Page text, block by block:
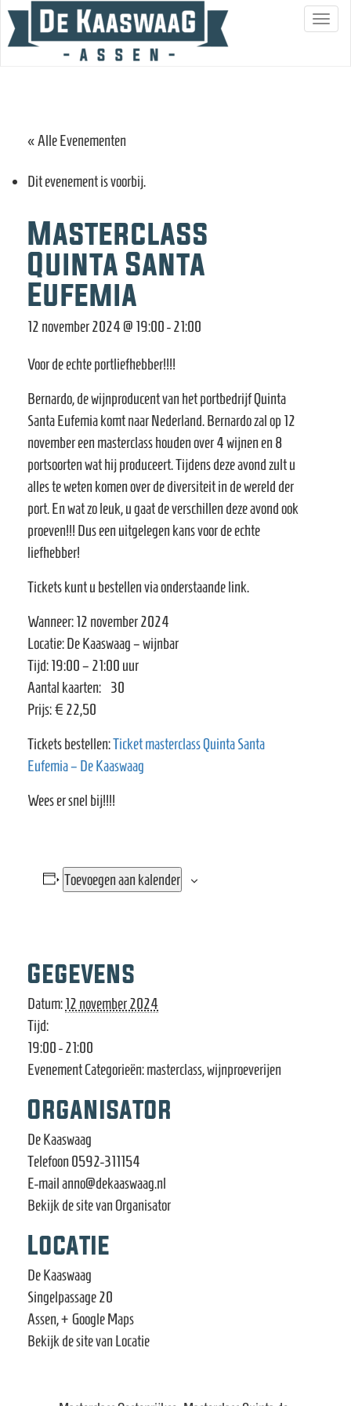
S
« Alle Evenementen
Dit evenement is voorbij.
Masterclass
Quinta Santa
Eufemia
12 november 2024 @ 19:00-21:00
Voor de echte portliefhebber!!!!
Bernardo, de wijnproducent van het portbedrijf Quinta
Santa Eufemia komt naar Nederland. Bernardo zal op 12
november een masterclass houden over 4 wijnen en 8
portsoorten wat hij produceert. Tijdens deze avond zult u
alles te weten komen over de diversiteit in de wereld der
port. En wat zo leuk, u gaat de verschillen deze avond ook
proeven!!! Dus een uitgelegen kans voor de echte
liefhebber!
Tickets kunt u bestellen via onderstaande link.
Wanneer: 12 november 2024
Locatie: De Kaaswaag – wijnbar
Tijd: 19:00 – 21:00 uur
Aantal kaarten: 30
Prijs: € 22,50
Tickets bestellen:Ticket masterclass Quinta Santa
Eufemia – De Kaaswaag
Wees er snel bij!!!!
Toevoegen aan kalender
Gegevens
Datum:12 november 2024
Tijd:
19:00 - 21:00
Evenement Categorieën:masterclass,wijnproeverijen
Locatie
De Kaaswaag
Singelpassage 20
Assen,+ Google Maps
Bekijk de site van Locatie
Organisator
De Kaaswaag
Telefoon 0592-311154
E-mailanno@dekaaswaag.nl
Bekijk de site van Organisator